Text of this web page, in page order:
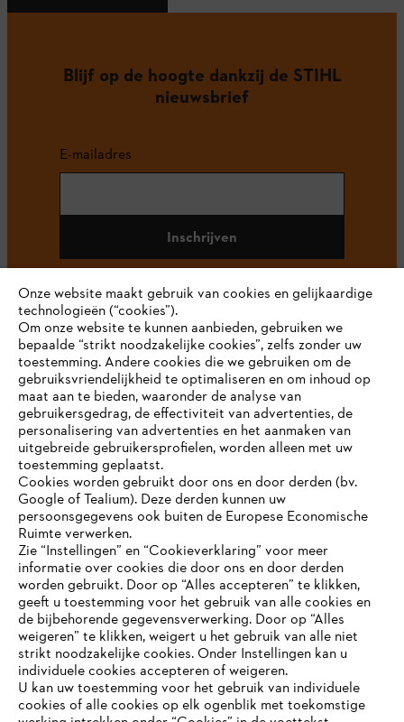
Blijf op de hoogte dankzij de STIHL
nieuwsbrief
E-mailadres
Inschrijven
#STIHL
Bedrijf
STIHL FAQ
Contact
JE BROWSER WORDT NIET
ONDERSTEUND
Je gebruikt een browser die we nog niet ondersteunen. Om
onze website optimaal te kunnen gebruiken, raden we aan dat
je overschakelt op één van de volgende browsers:
Onze website maakt gebruik van cookies en gelijkaardige
technologieën (“cookies”).
Om onze website te kunnen aanbieden, gebruiken we
bepaalde “strikt noodzakelijke cookies”, zelfs zonder uw
toestemming. Andere cookies die we gebruiken om de
gebruiksvriendelijkheid te optimaliseren en om inhoud op
maat aan te bieden, waaronder de analyse van
gebruikersgedrag, de effectiviteit van advertenties, de
personalisering van advertenties en het aanmaken van
uitgebreide gebruikersprofielen, worden alleen met uw
toestemming geplaatst.
Cookies worden gebruikt door ons en door derden (bv.
Google of Tealium). Deze derden kunnen uw
persoonsgegevens ook buiten de Europese Economische
Ruimte verwerken.
Zie “Instellingen” en “Cookieverklaring” voor meer
informatie over cookies die door ons en door derden
worden gebruikt. Door op “Alles accepteren” te klikken,
geeft u toestemming voor het gebruik van alle cookies en
de bijbehorende gegevensverwerking. Door op “Alles
weigeren” te klikken, weigert u het gebruik van alle niet
strikt noodzakelijke cookies. Onder Instellingen kan u
individuele cookies accepteren of weigeren.
U kan uw toestemming voor het gebruik van individuele
cookies of alle cookies op elk ogenblik met toekomstige